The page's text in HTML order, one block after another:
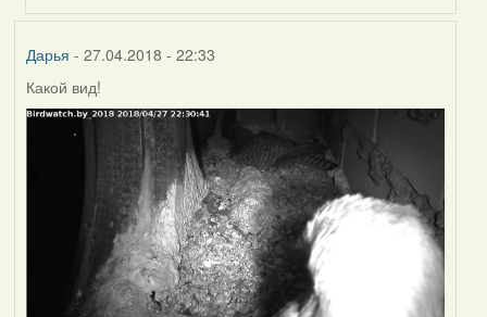
Дарья - 27.04.2018 - 22:33
Какой вид!